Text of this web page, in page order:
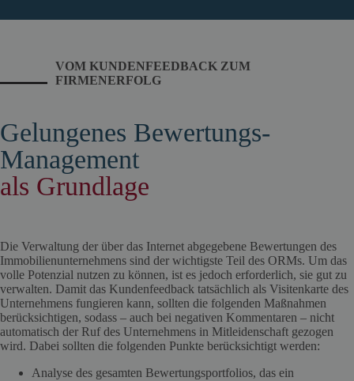
VOM KUNDENFEEDBACK ZUM
FIRMENERFOLG
Gelungenes Bewertungs-
Management
als Grundlage
Die Verwaltung der über das Internet abgegebene Bewertungen des
Immobilienunternehmens sind der wichtigste Teil des ORMs. Um das
volle Potenzial nutzen zu können, ist es jedoch erforderlich, sie gut zu
verwalten. Damit das Kundenfeedback tatsächlich als Visitenkarte des
Unternehmens fungieren kann, sollten die folgenden Maßnahmen
berücksichtigen, sodass – auch bei negativen Kommentaren – nicht
automatisch der Ruf des Unternehmens in Mitleidenschaft gezogen
wird. Dabei sollten die folgenden Punkte berücksichtigt werden:
Analyse des gesamten Bewertungsportfolios, das ein